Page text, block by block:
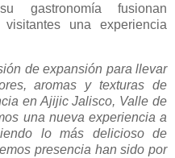
gastronomía fusionan
una experiencia
de expansión para llevar
aromas y texturas de
en Ajijic Jalisco, Valle de
una nueva experiencia a
lo más delicioso de
presencia han sido por